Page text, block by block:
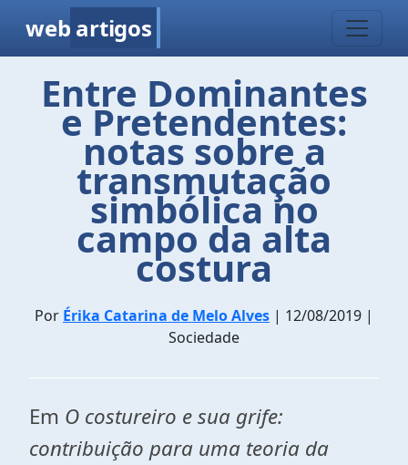
web artigos
Entre Dominantes
e Pretendentes:
notas sobre a
transmutação
simbólica no
campo da alta
costura
Por Érika Catarina de Melo Alves | 12/08/2019 |
Sociedade
Em O costureiro e sua grife:
contribuição para uma teoria da